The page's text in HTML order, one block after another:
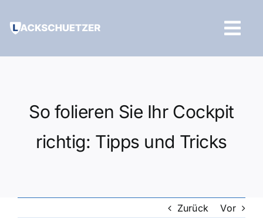
Inhalt
So folieren Sie Ihr Cockpit
richtig: Tipps und Tricks
Zurück Vor